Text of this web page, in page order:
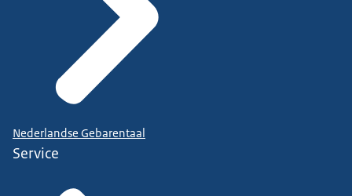
Nederlandse Gebarentaal
Service